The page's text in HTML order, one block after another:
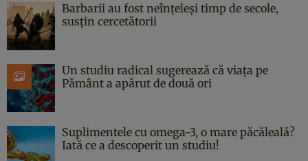
Barbarii au fost neînțeleși timp de secole,
susțin cercetătorii
Un studiu radical sugerează că viața pe
Pământ a apărut de două ori
Suplimentele cu omega-3, o mare păcăleală?
Iată ce a descoperit un studiu!